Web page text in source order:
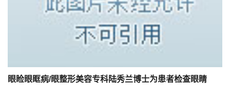
眼睑眼眶病/眼整形美容专科陆秀兰博士为患者检查眼睛